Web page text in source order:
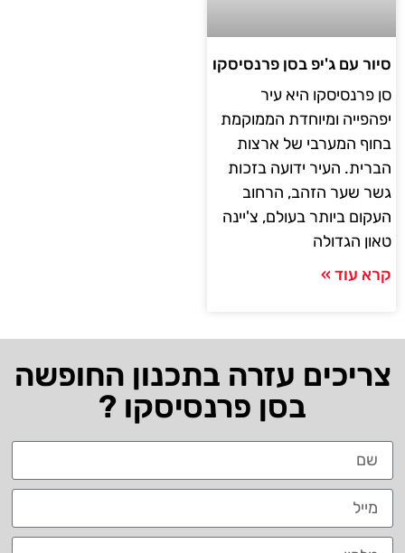
סיור עם ג'יפ בסן פרנסיסקו
סן פרנסיסקו היא עיר
יפהפייה ומיוחדת הממוקמת
בחוף המערבי של ארצות
הברית. העיר ידועה בזכות
גשר שער הזהב, הרחוב
העקום ביותר בעולם, צ'יינה
טאון הגדולה
קרא עוד »
צריכים עזרה בתכנון החופשה
בסן פרנסיסקו ?